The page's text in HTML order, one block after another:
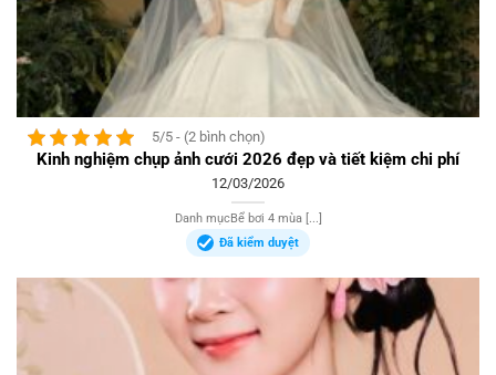
5/5 - (2 bình chọn)
Kinh nghiệm chụp ảnh cưới 2026 đẹp và tiết kiệm chi phí
12/03/2026
Danh mụcBể bơi 4 mùa [...]
Đã kiểm duyệt